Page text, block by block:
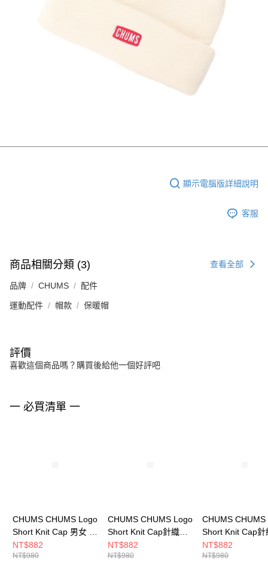
顯示電腦版詳細說明
客服
商品相關分類 (3) 查看全部
品牌 CHUMS 配件
運動配件 帽款 保暖帽
評價
喜歡這個商品嗎？購買後給他一個好評吧
一 必買清單 一
CHUMS CHUMS Logo
Short Knit Cap 男女 保
暖帽 沙色
CH051402B003
NT$882
NT$980
CHUMS CHUMS Logo
Short Knit Cap針織帽
CH051402K001
NT$882
NT$980
CHUMS CHUMS
Short Knit Cap針
CH051402G005
NT$882
NT$980